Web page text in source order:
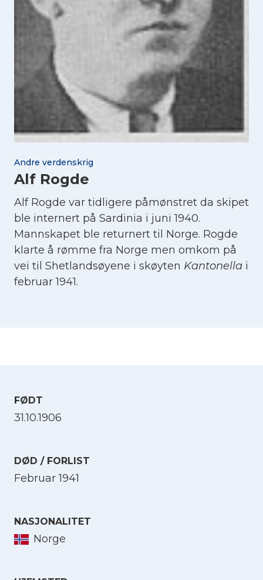
Andre verdenskrig
Alf Rogde
Alf Rogde var tidligere påmønstret da skipet
ble internert på Sardinia i juni 1940.
Mannskapet ble returnert til Norge. Rogde
klarte å rømme fra Norge men omkom på
vei til Shetlandsøyene i skøyten Kantonella i
februar 1941.
FØDT
31.10.1906
DØD / FORLIST
Februar 1941
NASJONALITET
Norge